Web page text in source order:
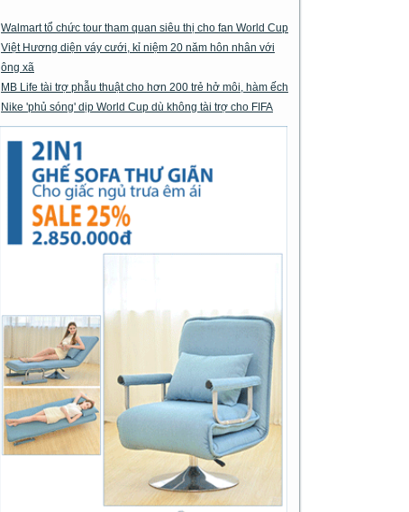
Walmart tổ chức tour tham quan siêu thị cho fan World Cup
Việt Hương diện váy cưới, kỉ niệm 20 năm hôn nhân với
ông xã
MB Life tài trợ phẫu thuật cho hơn 200 trẻ hở môi, hàm ếch
Nike 'phủ sóng' dịp World Cup dù không tài trợ cho FIFA